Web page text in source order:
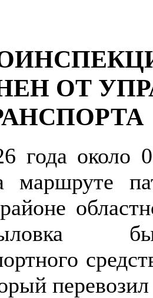
ОТ
года около
маршруте